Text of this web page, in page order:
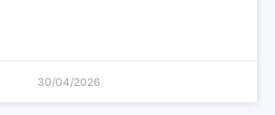
30/04/2026